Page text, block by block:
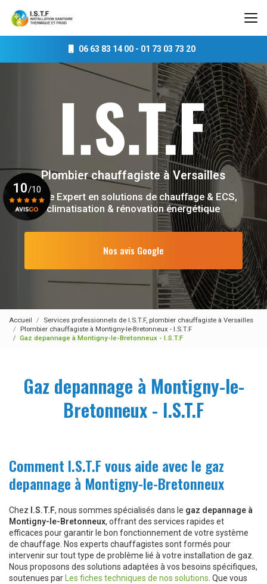
contenu
06 63 83 14 00- 01 73 03 73 20
Plombier chauffagisteà Versailles
Votre Expert en solutions de chauffage & ECS,
climatisation & rénovation énergétique
Nos avis Google
10/10
Accueil
Services professionnels de I.S.T.F, plombier chauffagiste à Versailles
Plombier chauffagiste à Montigny-le-Bretonneux - I.S.T.F
Gaz depannage à Montigny-le-Bretonneux - I.S.T.F
Gaz depannage à Montigny-le-
Bretonneux - I.S.T.F
Comment I.S.T.F vous aide avec le gaz
depannage à Montigny-le-Bretonneux
Chez I.S.T.F, nous sommes spécialisés dans le gaz depannage à
Montigny-le-Bretonneux, offrant des services rapides et
efficaces pour garantir le bon fonctionnement de votre système
de chauffage. Nos experts chauffagistes sont formés pour
intervenir sur tout type de problème lié à votre installation de gaz.
Nous proposons des solutions adaptées à vos besoins spécifiques,
soutenues par
Les fiches techniques de nos solutions . Que vous